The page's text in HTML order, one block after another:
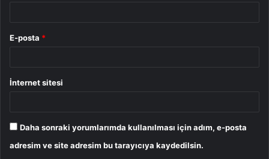
E-posta *
İnternet sitesi
Daha sonraki yorumlarımda kullanılması için adım, e-posta
adresim ve site adresim bu tarayıcıya kaydedilsin.